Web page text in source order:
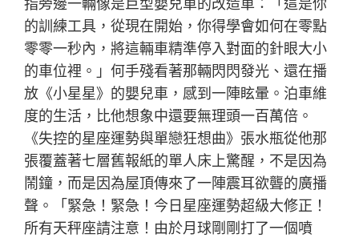
指旁邊一輛像是巨型嬰兒車的改造車：「這是你
的訓練工具，從現在開始，你得學會如何在零點
零零一秒內，將這輛車精準停入對面的針眼大小
的車位裡。」何手殘看著那輛閃閃發光、還在播
放《小星星》的嬰兒車，感到一陣眩暈。泊車維
度的生活，比他想象中還要無理頭一百萬倍。
《失控的星座運勢與單戀狂想曲》張水瓶從他那
張覆蓋著七層舊報紙的單人床上驚醒，不是因為
鬧鐘，而是因為屋頂傳來了一陣震耳欲聾的廣播
聲。「緊急！緊急！今日星座運勢超級大修正！
所有天秤座請注意！由於月球剛剛打了一個噴